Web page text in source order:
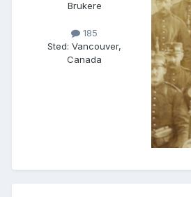
Brukere
185
Sted: Vancouver,
Canada